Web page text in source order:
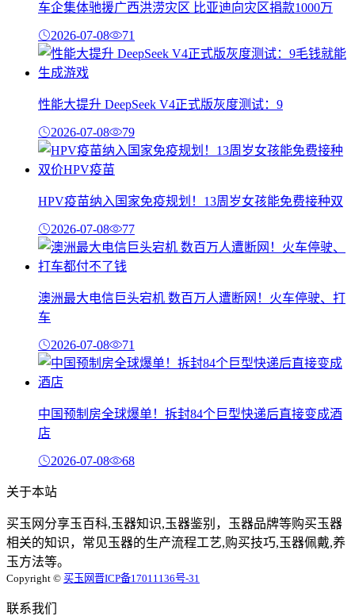
车企集体驰援广西洪涝灾区 比亚迪向灾区捐款1000万
2026-07-08 71
性能大提升 DeepSeek V4正式版灰度测试：9
2026-07-08 79
HPV疫苗纳入国家免疫规划！13周岁女孩能免费接种双
2026-07-08 77
澳洲最大电信巨头宕机 数百万人遭断网！火车停驶、打
车
2026-07-08 71
中国预制房全球爆单！拆封84个巨型快递后直接变成酒
店
2026-07-08 68
关于本站
买玉网分享玉百科,玉器知识,玉器鉴别，玉器品牌等购买玉器
相关的知识，常见玉器的生产流程工艺,购买技巧,玉器佩戴,养
玉方法等。
Copyright © 买玉网晋ICP备17011136号-31
联系我们